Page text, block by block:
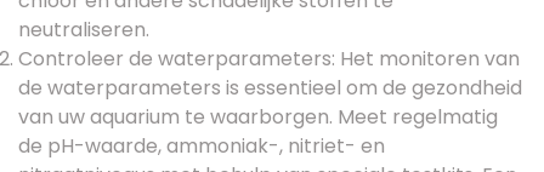
neutraliseren.
Controleer de waterparameters: Het monitoren van
de waterparameters is essentieel om de gezondheid
van uw aquarium te waarborgen. Meet regelmatig
de pH-waarde, ammoniak-, nitriet- en